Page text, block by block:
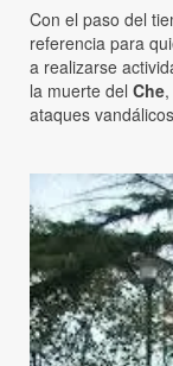
Con el paso del
referencia para
a realizarse
la muerte del Che
ataques